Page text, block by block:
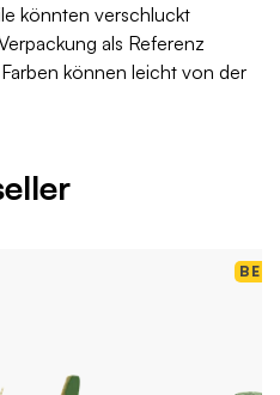
könnten verschluckt
als Referenz
können leicht von der